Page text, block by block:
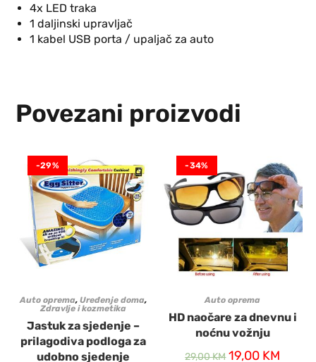
4x LED traka
1 daljinski upravljač
1 kabel USB porta / upaljač za auto
Povezani proizvodi
-29%
Auto oprema,Uređenje doma,
Zdravlje i kozmetika
Jastuk za sjedenje –
prilagodiva podloga za
udobno sjedenje
-34%
Auto oprema
HD naočare za dnevnu i
noćnu vožnju
29,00KM 19,00 KM